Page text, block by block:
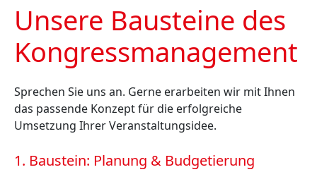
Unsere Bausteine des
Kongress­management
Sprechen Sie uns an. Gerne erarbeiten wir mit Ihnen
das passende Konzept für die erfolgreiche
Umsetzung Ihrer Veranstaltungsidee.
1. Baustein: Planung & Budgetierung